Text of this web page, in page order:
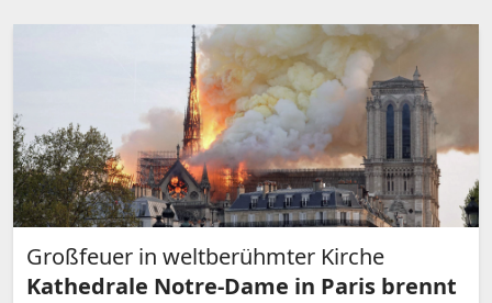
Großfeuer in weltberühmter Kirche
Kathedrale Notre-Dame in Paris brennt